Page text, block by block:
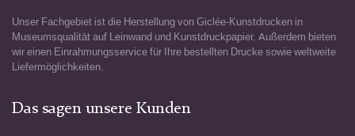
Unser Fachgebiet ist die Herstellung von Giclée-Kunstdrucken in
Museumsqualität auf Leinwand und Kunstdruckpapier. Außerdem bieten
wir einen Einrahmungsservice für Ihre bestellten Drucke sowie weltweite
Liefermöglichkeiten.
Das sagen unsere Kunden